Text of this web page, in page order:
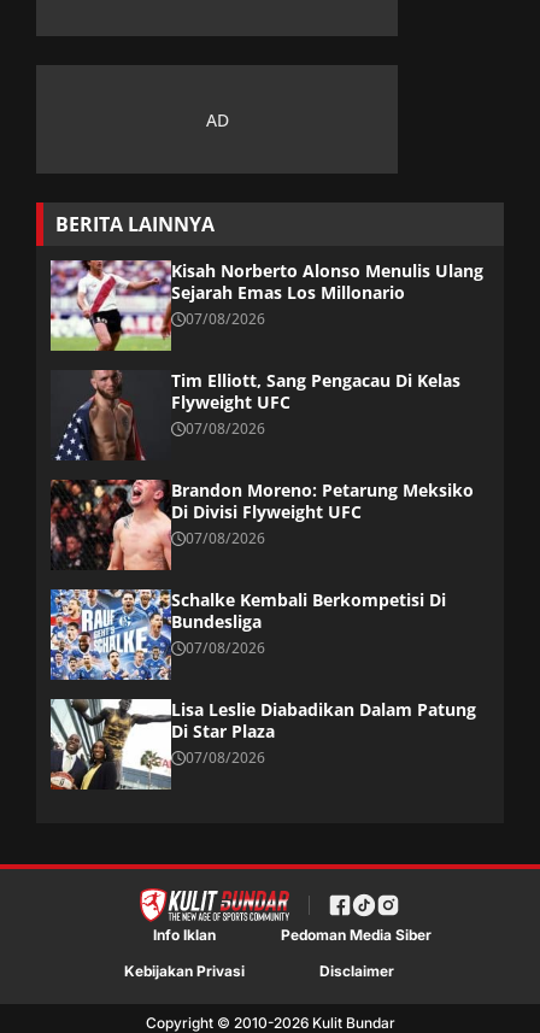
BERITA LAINNYA
Kisah Norberto Alonso Menulis Ulang
Sejarah Emas Los Millonario
07/08/2026
Tim Elliott, Sang Pengacau Di Kelas
Flyweight UFC
07/08/2026
Brandon Moreno: Petarung Meksiko
Di Divisi Flyweight UFC
07/08/2026
Schalke Kembali Berkompetisi Di
Bundesliga
07/08/2026
Lisa Leslie Diabadikan Dalam Patung
Di Star Plaza
07/08/2026
Info Iklan
Pedoman Media Siber
Kebijakan Privasi
Disclaimer
Copyright © 2010-2026Kulit Bundar